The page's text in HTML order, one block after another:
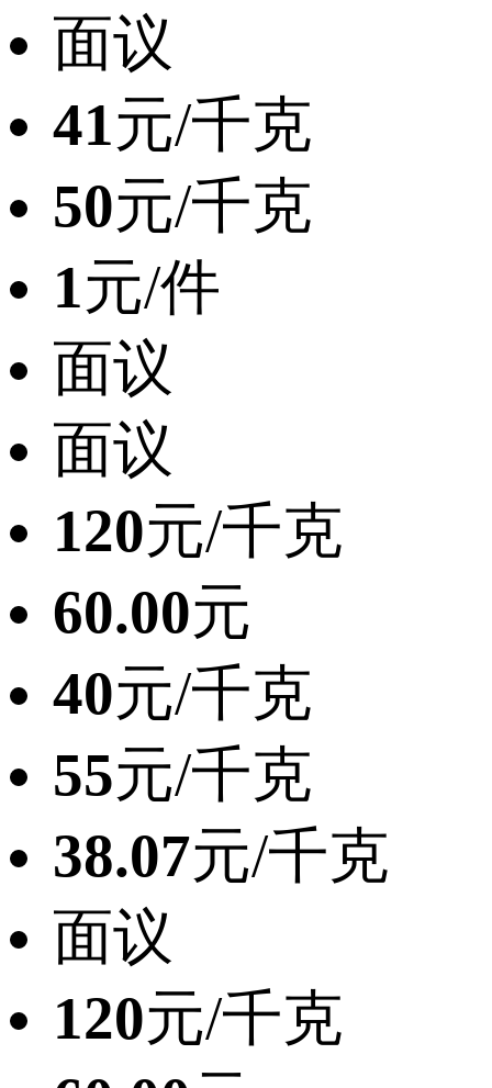
面议
41元/千克
50元/千克
1元/件
面议
面议
120元/千克
60.00元
40元/千克
55元/千克
38.07元/千克
面议
120元/千克